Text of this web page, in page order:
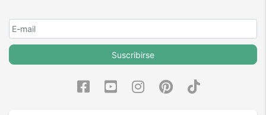
Suscribirse